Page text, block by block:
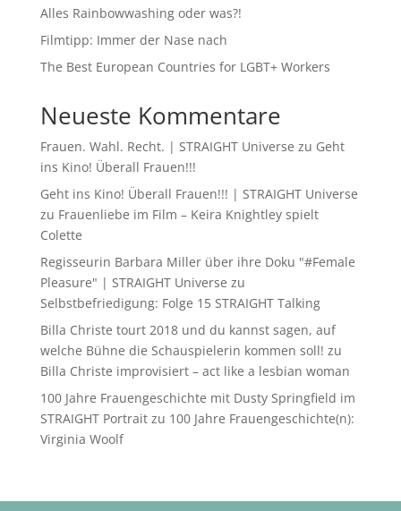
Alles Rainbowwashing oder was?!
Filmtipp: Immer der Nase nach
The Best European Countries for LGBT+ Workers
Neueste Kommentare
Frauen. Wahl. Recht. | STRAIGHT Universe zu Geht
ins Kino! Überall Frauen!!!
Geht ins Kino! Überall Frauen!!! | STRAIGHT Universe
zu Frauenliebe im Film – Keira Knightley spielt
Colette
Regisseurin Barbara Miller über ihre Doku "#Female
Pleasure" | STRAIGHT Universe zu
Selbstbefriedigung: Folge 15 STRAIGHT Talking
Billa Christe tourt 2018 und du kannst sagen, auf
welche Bühne die Schauspielerin kommen soll! zu
Billa Christe improvisiert – act like a lesbian woman
100 Jahre Frauengeschichte mit Dusty Springfield im
STRAIGHT Portraitzu 100 Jahre Frauengeschichte(n):
Virginia Woolf